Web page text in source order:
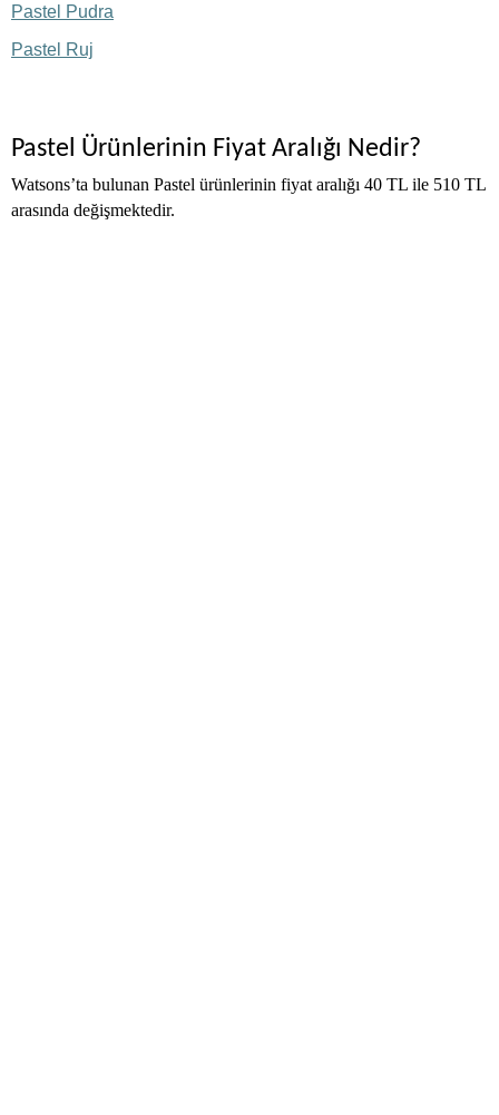
Pastel Pudra
Pastel Ruj
Pastel Ürünlerinin Fiyat Aralığı Nedir?
Watsons’ta bulunan Pastel ürünlerinin fiyat aralığı 40 TL ile 510 TL
arasında değişmektedir.